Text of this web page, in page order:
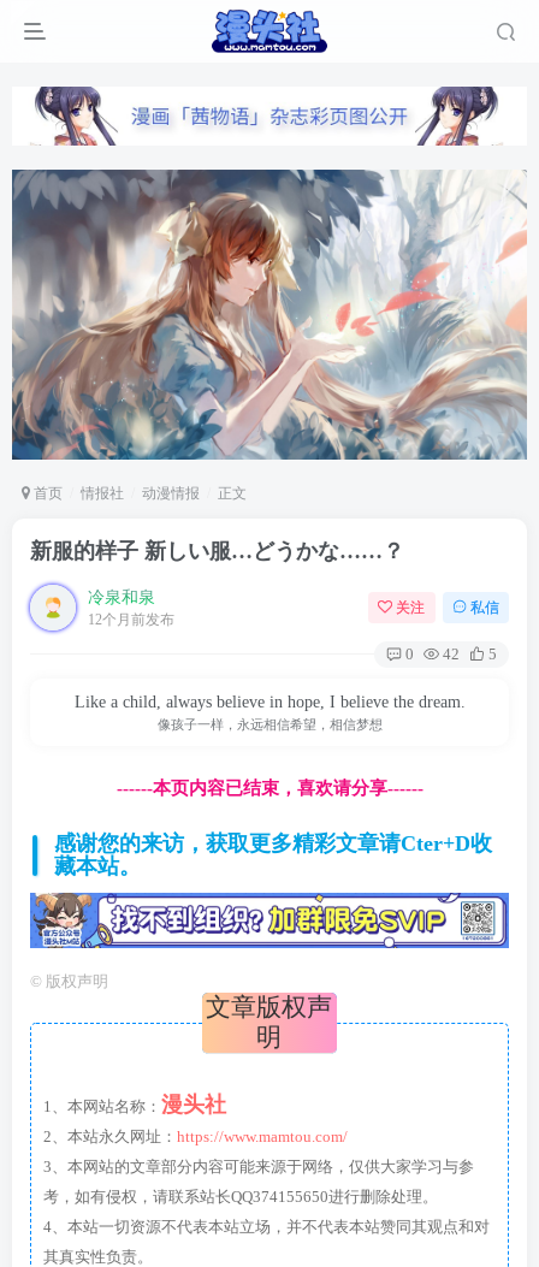
首页 情报社 动漫情报 正文
新服的样子 新しい服…どうかな……？
冷泉和泉
12个月前发布
关注 私信
0 42 5
Like a child, always believe in hope, I believe the dream.
像孩子一样，永远相信希望，相信梦想
------本页内容已结束，喜欢请分享------
感谢您的来访，获取更多精彩文章请Cter+D收
藏本站。
© 版权声明
文章版权声
明
1、本网站名称： 漫头社
2、本站永久网址： https://www.mamtou.com/
3、本网站的文章部分内容可能来源于网络，仅供大家学习与参
考，如有侵权，请联系站长QQ374155650进行删除处理。
4、本站一切资源不代表本站立场，并不代表本站赞同其观点和对
其真实性负责。